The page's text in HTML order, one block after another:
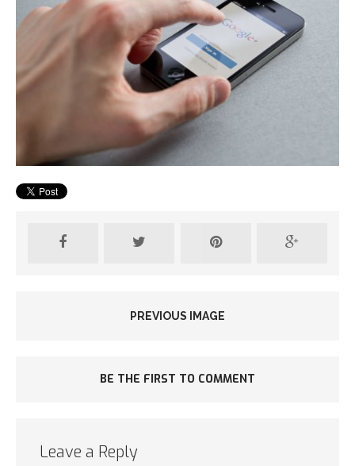
PREVIOUS IMAGE
BE THE FIRST TO COMMENT
Leave a Reply